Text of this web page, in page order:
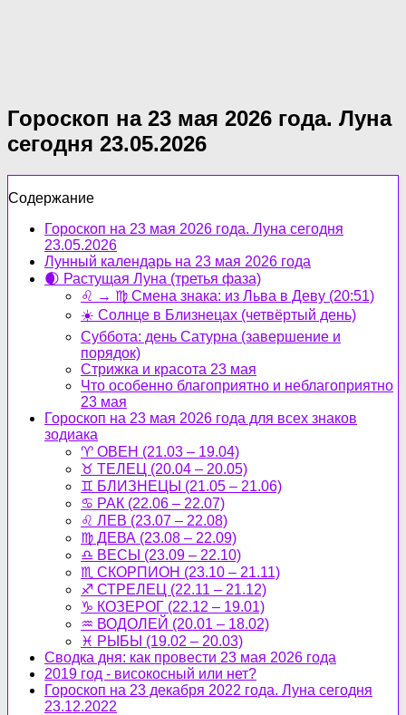
Гороскоп на 23 мая 2026 года. Луна
сегодня 23.05.2026
Содержание
Гороскоп на 23 мая 2026 года. Луна сегодня
23.05.2026
Лунный календарь на 23 мая 2026 года
🌒 Растущая Луна (третья фаза)
♌ → ♍ Смена знака: из Льва в Деву (20:51)
☀️ Солнце в Близнецах (четвёртый день)
Суббота: день Сатурна (завершение и
порядок)
Стрижка и красота 23 мая
Что особенно благоприятно и неблагоприятно
23 мая
Гороскоп на 23 мая 2026 года для всех знаков
зодиака
♈ ОВЕН (21.03 – 19.04)
♉ ТЕЛЕЦ (20.04 – 20.05)
♊ БЛИЗНЕЦЫ (21.05 – 21.06)
♋ РАК (22.06 – 22.07)
♌ ЛЕВ (23.07 – 22.08)
♍ ДЕВА (23.08 – 22.09)
♎ ВЕСЫ (23.09 – 22.10)
♏ СКОРПИОН (23.10 – 21.11)
♐ СТРЕЛЕЦ (22.11 – 21.12)
♑ КОЗЕРОГ (22.12 – 19.01)
♒ ВОДОЛЕЙ (20.01 – 18.02)
♓ РЫБЫ (19.02 – 20.03)
Сводка дня: как провести 23 мая 2026 года
2019 год - високосный или нет?
Гороскоп на 23 декабря 2022 года. Луна сегодня
23.12.2022